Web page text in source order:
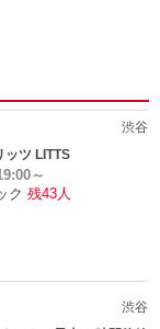
渋谷
ツ LITTS
～
ク 残43人
渋谷